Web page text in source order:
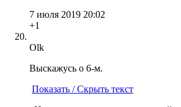
7 июля 2019 20:02
+1
Olk
Выскажусь о 6-м.
Показать / Скрыть текст